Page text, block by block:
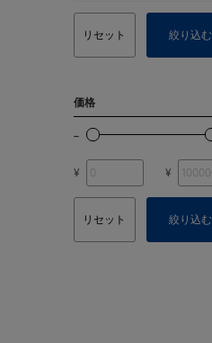
リセット 絞り込む
価格
¥ ¥
リセット 絞り込む